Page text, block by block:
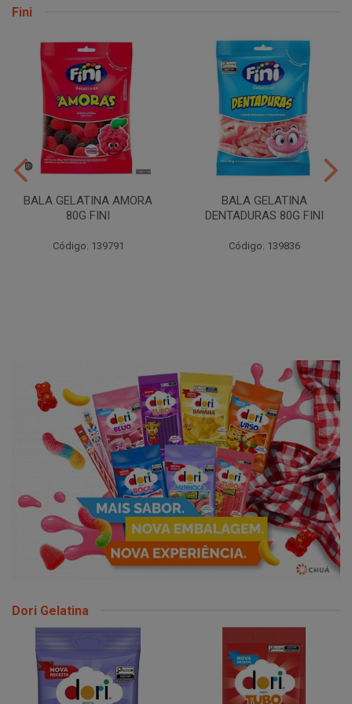
Fini
BALA GELATINA AMORA
80G FINI
Código: 139791
BALA GELATINA
DENTADURAS 80G FINI
Código: 139836
Dori Gelatina